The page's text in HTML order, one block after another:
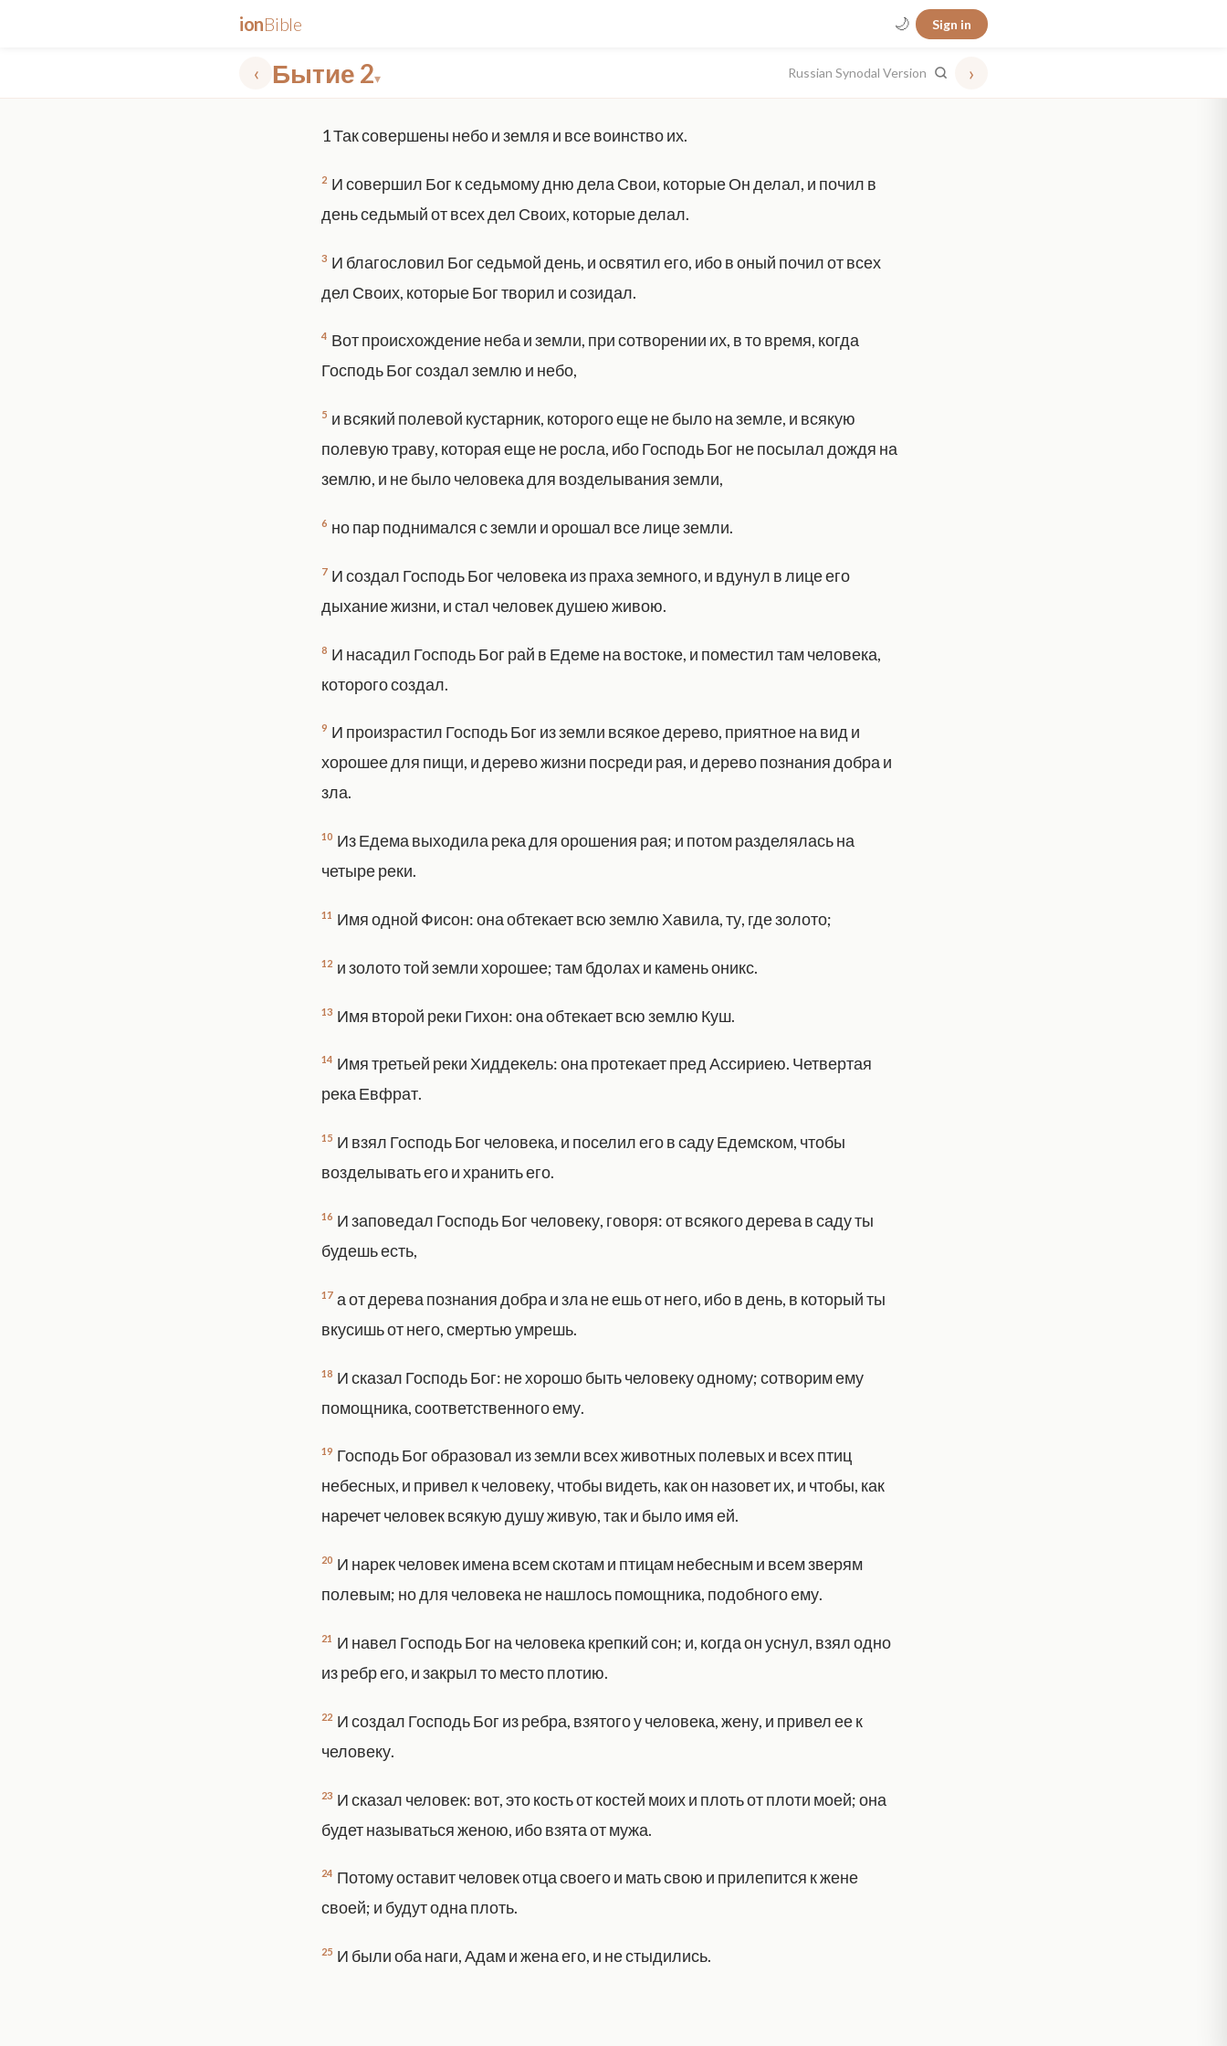
ionBible 🌙 Sign in
‹ Бытие 2▾ Russian Synodal Version ›
1Так совершены небо и земля и все воинство их.
2 И совершил Бог к седьмому дню дела Свои, которые Он делал, и почил в
день седьмый от всех дел Своих, которые делал.
3 И благословил Бог седьмой день, и освятил его, ибо в оный почил от всех
дел Своих, которые Бог творил и созидал.
4 Вот происхождение неба и земли, при сотворении их, в то время, когда
Господь Бог создал землю и небо,
5 и всякий полевой кустарник, которого еще не было на земле, и всякую
полевую траву, которая еще не росла, ибо Господь Бог не посылал дождя на
землю, и не было человека для возделывания земли,
6 но пар поднимался с земли и орошал все лице земли.
7 И создал Господь Бог человека из праха земного, и вдунул в лице его
дыхание жизни, и стал человек душею живою.
8 И насадил Господь Бог рай в Едеме на востоке, и поместил там человека,
которого создал.
9 И произрастил Господь Бог из земли всякое дерево, приятное на вид и
хорошее для пищи, и дерево жизни посреди рая, и дерево познания добра и
зла.
10 Из Едема выходила река для орошения рая; и потом разделялась на
четыре реки.
11 Имя одной Фисон: она обтекает всю землю Хавила, ту, где золото;
12 и золото той земли хорошее; там бдолах и камень оникс.
13 Имя второй реки Гихон: она обтекает всю землю Куш.
14 Имя третьей реки Хиддекель: она протекает пред Ассириею. Четвертая
река Евфрат.
15 И взял Господь Бог человека, и поселил его в саду Едемском, чтобы
возделывать его и хранить его.
16 И заповедал Господь Бог человеку, говоря: от всякого дерева в саду ты
будешь есть,
17 а от дерева познания добра и зла не ешь от него, ибо в день, в который ты
вкусишь от него, смертью умрешь.
18 И сказал Господь Бог: не хорошо быть человеку одному; сотворим ему
помощника, соответственного ему.
19 Господь Бог образовал из земли всех животных полевых и всех птиц
небесных, и привел к человеку, чтобы видеть, как он назовет их, и чтобы, как
наречет человек всякую душу живую, так и было имя ей.
20 И нарек человек имена всем скотам и птицам небесным и всем зверям
полевым; но для человека не нашлось помощника, подобного ему.
21 И навел Господь Бог на человека крепкий сон; и, когда он уснул, взял одно
из ребр его, и закрыл то место плотию.
22 И создал Господь Бог из ребра, взятого у человека, жену, и привел ее к
человеку.
23 И сказал человек: вот, это кость от костей моих и плоть от плоти моей; она
будет называться женою, ибо взята от мужа.
24 Потому оставит человек отца своего и мать свою и прилепится к жене
своей; и будут одна плоть.
25 И были оба наги, Адам и жена его, и не стыдились.